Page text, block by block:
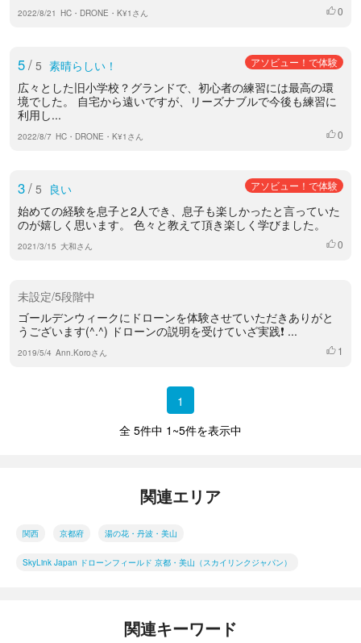
2022/8/21 HC・DRONE・K¥1さん いいね
0
5/ 5 素晴らしい！ アソビュー！で体験
広々とした旧小学校？グランドで、初心者の練習には最高の環
境でした。 自宅から遠いですが、リーズナブルで今後も練習に
利用し...
2022/8/7 HC・DRONE・K¥1さん いいね
0
3/ 5 良い アソビュー！で体験
始めての経験を息子と2人でき、息子も楽しかったと言っていた
のが嬉しく思います。 色々と教えて頂き楽しく学びました。
2021/3/15 大和さん いいね
0
未設定/5段階中
ゴールデンウィークにドローンを体験させていただきありがと
うございます(^.^) ドローンの説明を受けていざ実践❗️ ...
2019/5/4 Ann.Koroさん いいね
1
1
全 5件中 1~5件を表示中
関連エリア
関西 京都府 湯の花・丹波・美山
SkyLink Japan ドローンフィールド 京都・美山（スカイリンクジャパン）
関連キーワード